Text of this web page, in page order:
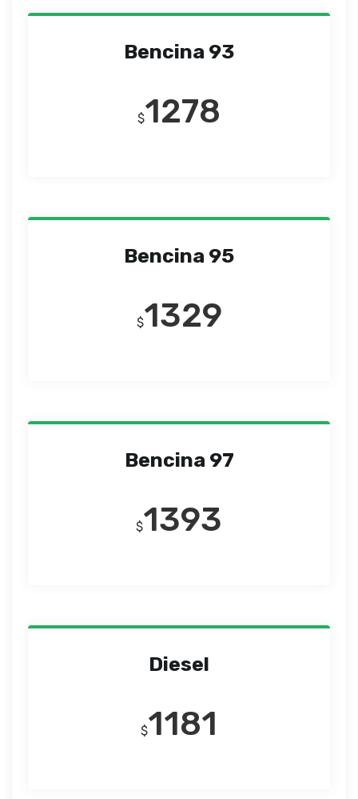
Bencina 93
$1278
Bencina 95
$1329
Bencina 97
$1393
Diesel
$1181